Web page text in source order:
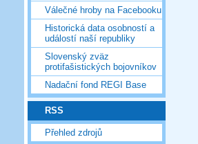
Válečné hroby na Facebooku
Historická data osobností a
událostí naší republiky
Slovenský zväz
protifašistických bojovníkov
Nadační fond REGI Base
RSS
Přehled zdrojů